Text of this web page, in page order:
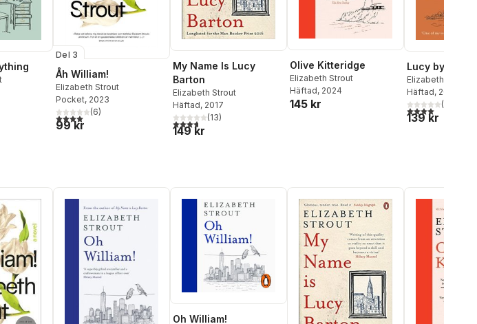
Totalt antal röster:
Del 3
Åh William!
Elizabeth Strout
Pocket, 2023
4,0utav 5 stjärnor. Totalt antal röster:
(6)
99 kr
My Name Is Lucy
Barton
Elizabeth Strout
Häftad, 2017
3,7utav 5 stjärnor. Totalt antal röster:
(13)
149 kr
Olive Kitteridge
Elizabeth Strout
Häftad, 2024
145 kr
Lucy by the
Elizabeth Strout
Häftad, 2023
4,0utav 5(
139 kr
Oh William!